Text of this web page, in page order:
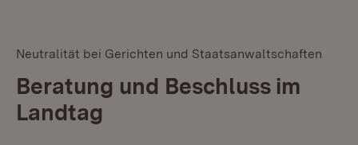
Neutralität bei Gerichten und Staatsanwaltschaften
Beratung und Beschluss im
Landtag